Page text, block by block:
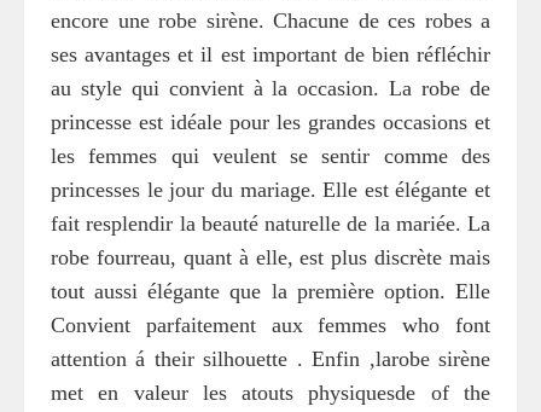
encore une robe sirène. Chacune de ces robes a
ses avantages et il est important de bien réfléchir
au style qui convient à la occasion. La robe de
princesse est idéale pour les grandes occasions et
les femmes qui veulent se sentir comme des
princesses le jour du mariage. Elle est élégante et
fait resplendir la beauté naturelle de la mariée. La
robe fourreau, quant à elle, est plus discrète mais
tout aussi élégante que la première option. Elle
Convient parfaitement aux femmes who font
attention á their silhouette . Enfin ,larobe sirène
met en valeur les atouts physiquesde of the